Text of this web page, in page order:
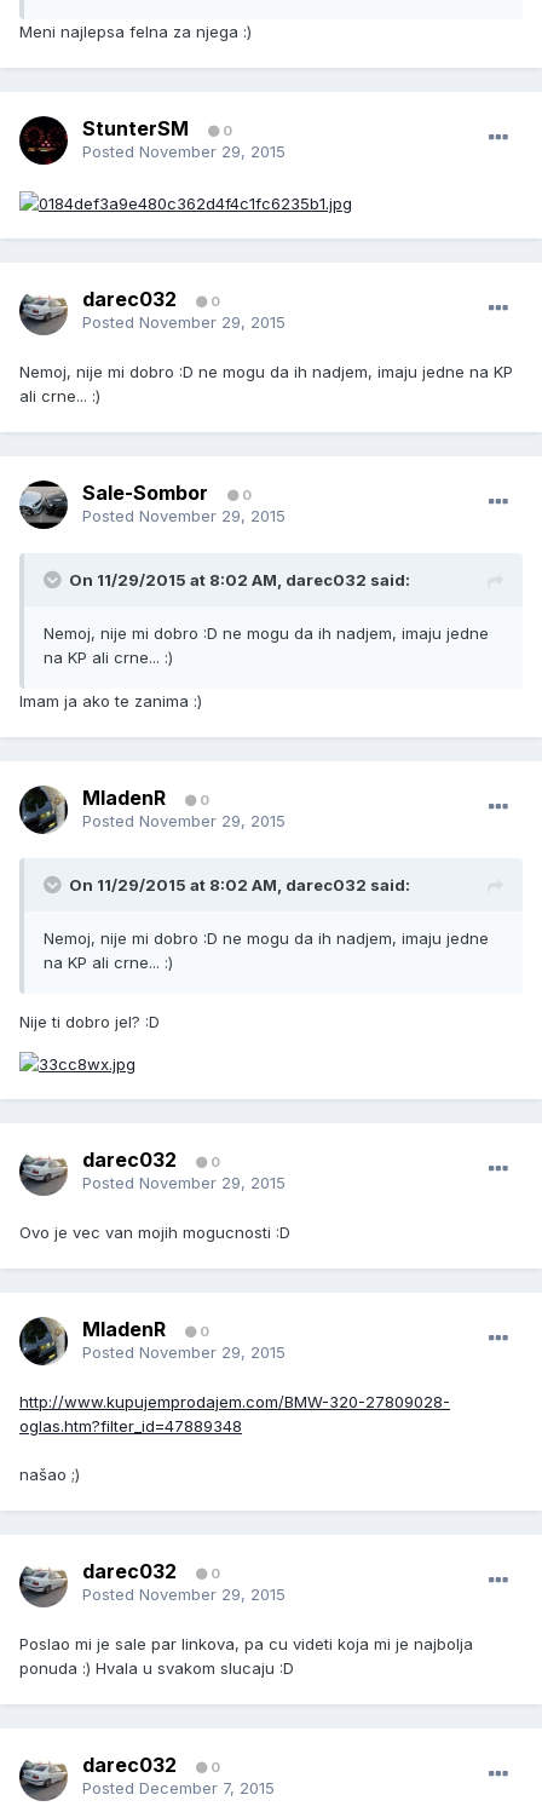
Meni najlepsa felna za njega :)
StunterSM 0
Posted November 29, 2015
darec032 0
Posted November 29, 2015
Nemoj, nije mi dobro :D ne mogu da ih nadjem, imaju jedne na KP
ali crne... :)
Sale-Sombor 0
Posted November 29, 2015
On 11/29/2015 at 8:02 AM, darec032 said:
Nemoj, nije mi dobro :D ne mogu da ih nadjem, imaju jedne
na KP ali crne... :)
Imam ja ako te zanima :)
MladenR 0
Posted November 29, 2015
On 11/29/2015 at 8:02 AM, darec032 said:
Nemoj, nije mi dobro :D ne mogu da ih nadjem, imaju jedne
na KP ali crne... :)
Nije ti dobro jel? :D
darec032 0
Posted November 29, 2015
Ovo je vec van mojih mogucnosti :D
MladenR 0
Posted November 29, 2015
http://www.kupujemprodajem.com/BMW-320-27809028-
oglas.htm?filter_id=47889348
našao ;)
darec032 0
Posted November 29, 2015
Poslao mi je sale par linkova, pa cu videti koja mi je najbolja
ponuda :) Hvala u svakom slucaju :D
darec032 0
Posted December 7, 2015